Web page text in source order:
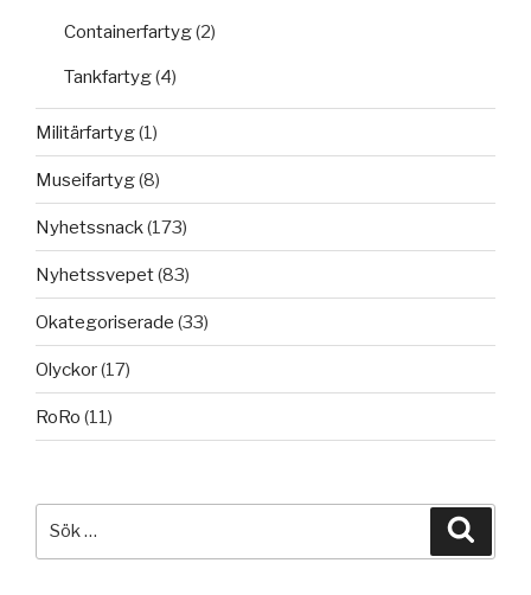
Containerfartyg(2)
Tankfartyg(4)
Militärfartyg(1)
Museifartyg(8)
Nyhetssnack(173)
Nyhetssvepet(83)
Okategoriserade (33)
Olyckor(17)
RoRo (11)